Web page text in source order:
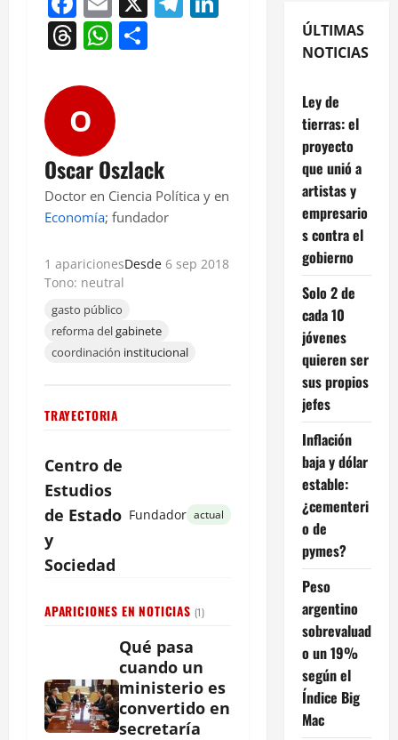
Threads
WhatsApp
O
Oscar Oszlack
Doctor en Ciencia Política y en
Economía; fundador
1 aparicionesDesde 6 sep 2018
Tono: neutral
gasto público
reforma delgabinete
coordinación institucional
TRAYECTORIA
Centro de
Estudios
de Estado
y
Sociedad
Fundador actual
APARICIONES EN NOTICIAS (1)
Qué pasa
cuando un
ministerio es
convertido en
secretaría
ÚLTIMAS
NOTICIAS
Ley de
tierras: el
proyecto
que unió a
artistas y
empresario
s contra el
gobierno
Solo 2 de
cada 10
jóvenes
quieren ser
sus propios
jefes
Inflación
baja y dólar
estable:
¿cementeri
o de
pymes?
Peso
argentino
sobrevaluad
o un 19%
según el
Índice Big
Mac